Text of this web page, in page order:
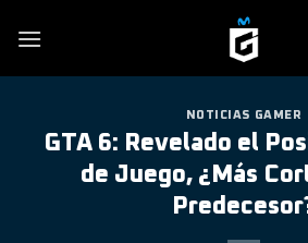
NOTICIAS GAMER
GTA 6: Revelado el
de Juego, ¿Más